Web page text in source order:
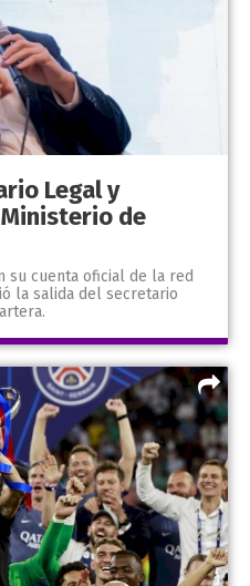
Legal y
de
su cuenta oficial de la red
la salida del secretario